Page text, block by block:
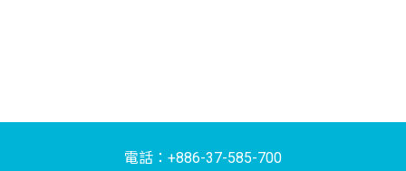
電話：+886-37-585-700